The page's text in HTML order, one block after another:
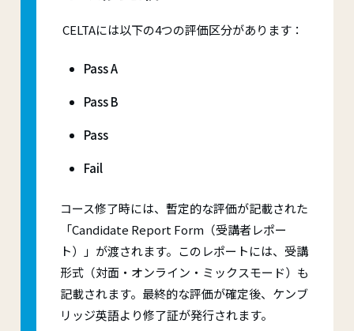
CELTAには以下の4つの評価区分があります：
Pass A
Pass B
Pass
Fail
コース修了時には、暫定的な評価が記載された
「Candidate Report Form（受講者レポー
ト）」が渡されます。このレポートには、受講
形式（対面・オンライン・ミックスモード）も
記載されます。最終的な評価が確定後、ケンブ
リッジ英語より修了証が発行されます。